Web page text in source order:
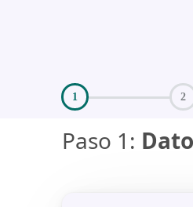
Paso 1: